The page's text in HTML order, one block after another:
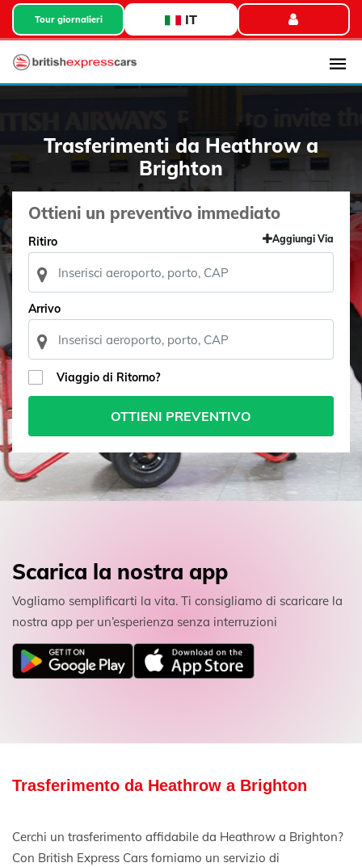
Tour giornalieri IT
Trasferimenti da Heathrow a
Brighton
Ottieni un preventivo immediato
Ritiro Aggiungi Via
Arrivo
Viaggio di Ritorno?
OTTIENI PREVENTIVO
Scarica la nostra app
Vogliamo semplificarti la vita. Ti consigliamo di scaricare la
nostra app per un’esperienza senza interruzioni
Trasferimento da Heathrow a Brighton
Cerchi un trasferimento affidabile da Heathrow a Brighton?
Con British Express Cars forniamo un servizio di